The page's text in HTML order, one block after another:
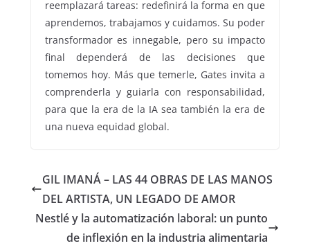
reemplazará tareas: redefinirá la forma en que
aprendemos, trabajamos y cuidamos. Su poder
transformador es innegable, pero su impacto
final dependerá de las decisiones que
tomemos hoy. Más que temerle, Gates invita a
comprenderla y guiarla con responsabilidad,
para que la era de la IA sea también la era de
una nueva equidad global.
GIL IMANÁ – LAS 44 OBRAS DE LAS MANOS
DEL ARTISTA, UN LEGADO DE AMOR
Nestlé y la automatización laboral: un punto
de inflexión en la industria alimentaria